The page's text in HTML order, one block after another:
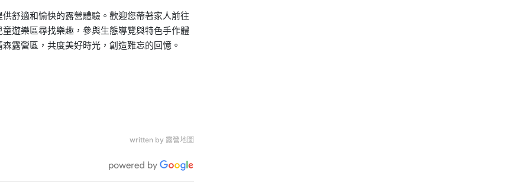
舒適和愉快的露營體驗。歡迎您帶著家人前往
遊樂區尋找樂趣，參與生態導覽與特色手作體
露營區，共度美好時光，創造難忘的回憶。
written by 露營地圖